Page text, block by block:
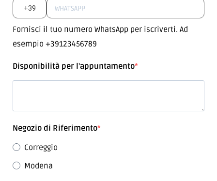
Italy
Fornisci il tuo numero WhatsApp per iscriverti. Ad
Negozio di Riferimento